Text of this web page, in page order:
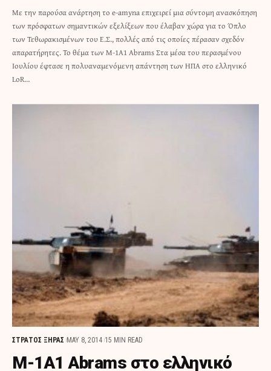
Με την παρούσα ανάρτηση το e-amyna επιχειρεί μια σύντομη ανασκόπηση
των πρόσφατων σημαντικών εξελίξεων που έλαβαν χώρα για το Όπλο
των Τεθωρακισμένων του Ε.Σ., πολλές από τις οποίες πέρασαν σχεδόν
απαρατήρητες. Το θέμα των M-1A1 Abrams Στα μέσα του περασμένου
Ιουλίου έφτασε η πολυαναμενόμενη απάντηση των ΗΠΑ στο ελληνικό
LoR…
ΣΤΡΑΤΟΣ ΞΗΡΑΣ MAY 8, 2014 15 MIN READ
M-1A1 Abrams στο ελληνικό